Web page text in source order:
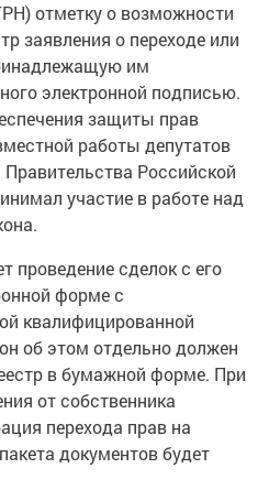
отметку о возможности
заявления о переходе или
им
электронной подписью.
защиты прав
работы депутатов
Российской
участие в работе над
проведение сделок с его
форме с
квалифицированной
об этом отдельно должен
в бумажной форме. При
от собственника
перехода прав на
документов будет